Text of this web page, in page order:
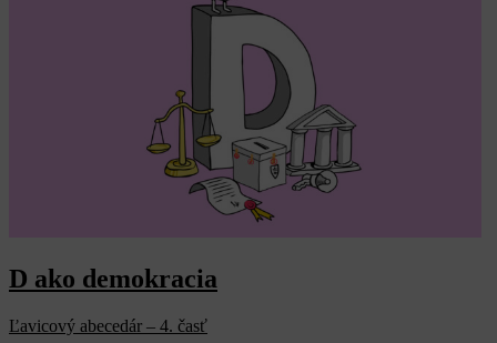
D ako demokracia
Ľavicový abecedár – 4. časť